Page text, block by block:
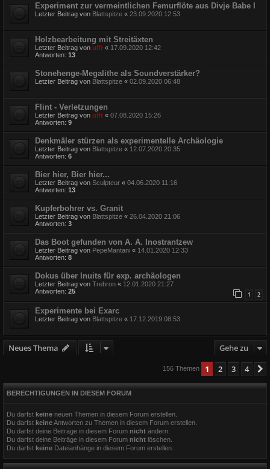
Experiment zur vermeintlichen Femurflöte aus Divje Babe I
Letzter Beitrag von Blattspitze « 23.09.2020 12:53
Holzbearbeitung mit Streitäxten
Letzter Beitrag von ulfr « 17.09.2020 12:42
Antworten: 13
Stonehenge-Megalithe als Soundverstärker?
Letzter Beitrag von Blattspitze « 02.09.2020 06:48
Flint - Verletzungen
Letzter Beitrag von ulfr « 07.08.2020 15:26
Antworten: 9
Denkmäler stürzen als experimentelle Archäologie
Letzter Beitrag von Blattspitze « 12.07.2020 20:35
Antworten: 6
Bier hier, Bier hier...
Letzter Beitrag von Sculpteur « 04.06.2020 11:16
Antworten: 13
Kupferbohrer vs. Granit
Letzter Beitrag von Blattspitze « 26.04.2020 21:06
Antworten: 3
Das Boot gefunden von A. A. Inostrantzew
Letzter Beitrag von PepeMantani « 14.01.2020 12:33
Antworten: 8
Dokus über Inuits für exp. archäologen
Letzter Beitrag von Trebron « 12.01.2020 21:27
Antworten: 25 1 2
Experimente bei Exarc
Letzter Beitrag von Blattspitze « 17.12.2019 08:53
Neues Thema Gehe zu
156 Themen 1 2 3 4
BERECHTIGUNGEN IN DIESEM FORUM
Du darfst keine neuen Themen in diesem Forum erstellen.
Du darfst keineAntworten zu Themen in diesem Forum erstellen.
Du darfst deine Beiträge in diesem Forum nicht ändern.
Du darfst deine Beiträge in diesem Forum nicht löschen.
Du darfst keine Dateianhänge in diesem Forum erstellen.